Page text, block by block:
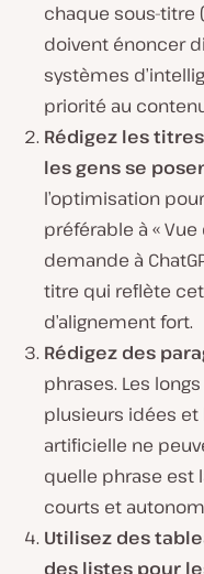
chaque sous-titre
doivent énoncer
systèmes
priorité au
Rédigez les
les gens se
l’optimisation
préférable à « Vue
demande à
titre qui reflète
d’alignement fort.
Rédigez des
phrases. Les
plusieurs idées et
artificielle ne
quelle phrase est
courts et
Utilisez des
des listes pour